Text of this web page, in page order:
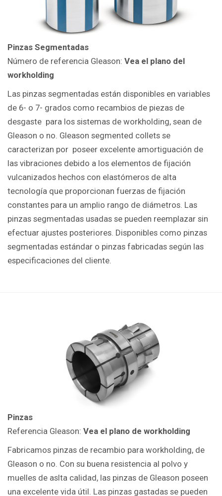
Pinzas Segmentadas
Número de referencia Gleason: Vea el plano del
workholding
Las pinzas segmentadas están disponibles en variables
de 6- o 7- grados como recambios de piezas de
desgaste para los sistemas de workholding, sean de
Gleason o no. Gleason segmented collets se
caracterizan por poseer excelente amortiguación de
las vibraciones debido a los elementos de fijación
vulcanizados hechos con elastómeros de alta
tecnología que proporcionan fuerzas de fijación
constantes para un amplio rango de diámetros. Las
pinzas segmentadas usadas se pueden reemplazar sin
efectuar ajustes posteriores. Disponibles como pinzas
segmentadas estándar o pinzas fabricadas según las
especificaciones del cliente.
Pinzas
Referencia Gleason: Vea el plano de workholding
Fabricamos pinzas de recambio para workholding, de
Gleason o no. Con su buena resistencia al polvo y
muelles de aslta calidad, las pinzas de Gleason poseen
una excelente vida útil. Las pinzas gastadas se pueden